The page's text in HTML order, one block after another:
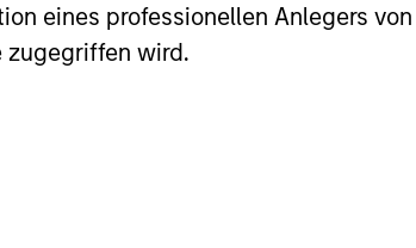
eines professionellen Anlegers
zugegriffen wird.
High-Quality Compounders,
(ROOCE), and Value